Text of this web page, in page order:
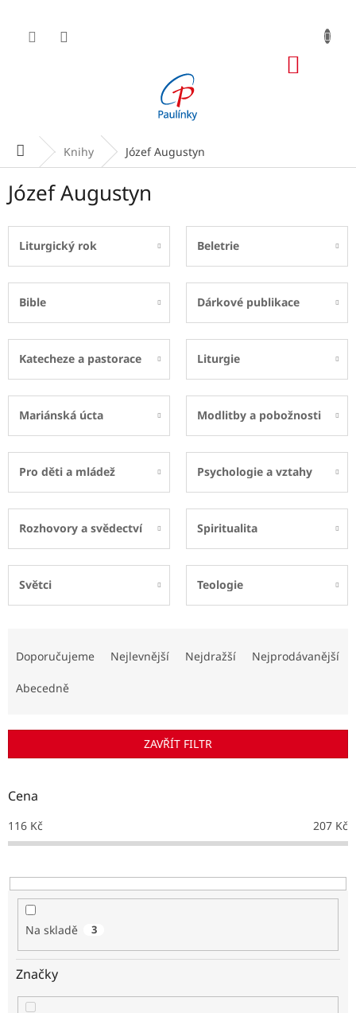
obsah
Domů Knihy Józef Augustyn
Józef Augustyn
Liturgický rok Beletrie
Bible Dárkové publikace
Katecheze a pastorace Liturgie
Mariánská úcta Modlitby a pobožnosti
Pro děti a mládež Psychologie a vztahy
Rozhovory a svědectví Spiritualita
Světci Teologie
r
d
k
t
Doporučujeme Nejlevnější Nejdražší Nejprodávanější
Abecedně
ZAVŘÍT FILTR
Cena
116 Kč 207 Kč
Na skladě 3
Značky